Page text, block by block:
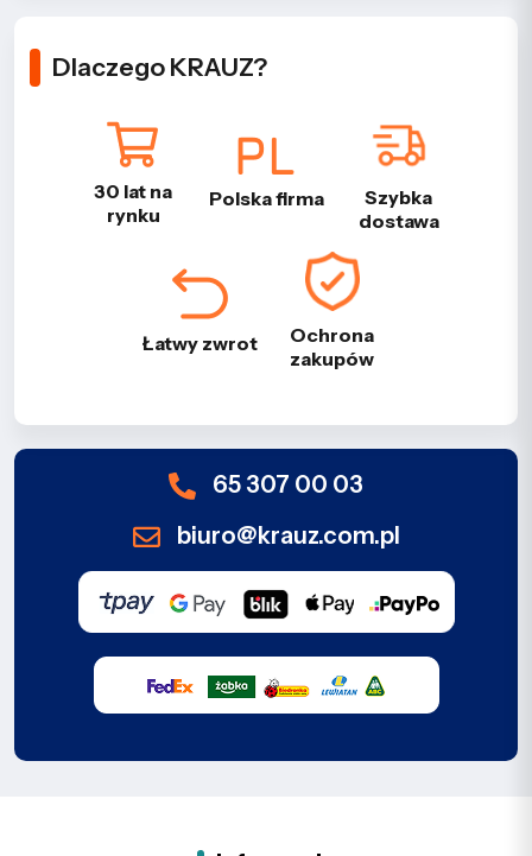
Dlaczego KRAUZ?
30 lat na
rynku
Polska firma
Szybka
dostawa
Łatwy zwrot
Ochrona
zakupów
65 307 00 03
biuro@krauz.com.pl